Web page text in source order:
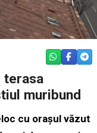
WHATSAPP
terasa
muribund
cu orașul văzut